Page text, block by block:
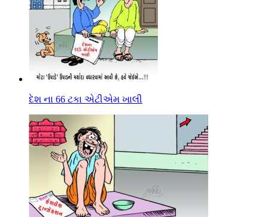
દેશ ના 66 ટકા એટીએમ ખાલી